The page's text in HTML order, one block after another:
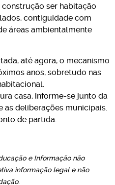
ser habitação
contiguidade com
áreas ambientalmente
até agora, o mecanismo
anos, sobretudo nas
casa, informe-se junto da
as deliberações municipais.
de partida.
e Informação não
informação legal e não